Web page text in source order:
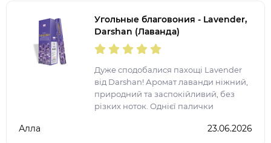
Угольные благовония - Lavender,
Darshan (Лаванда)
Дуже сподобалися пахощі Lavender
від Darshan! Аромат лаванди ніжний,
природний та заспокійливий, без
різких ноток. Однієї палички
атмосферою затишку, гармонії та
Алла 23.06.2026